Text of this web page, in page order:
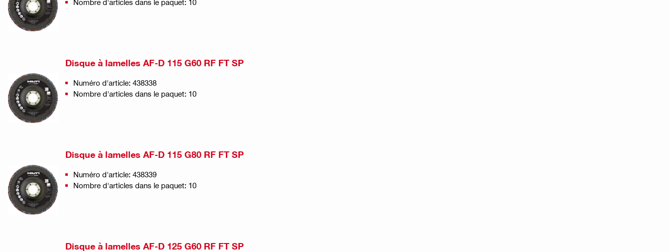
Nombre d'articles dans le paquet: 10
Disque à lamelles AF-D 115 G60 RF FT SP
Numéro d'article: 438338
Nombre d'articles dans le paquet: 10
Disque à lamelles AF-D 115 G80 RF FT SP
Numéro d'article: 438339
Nombre d'articles dans le paquet: 10
Disque à lamelles AF-D 125 G60 RF FT SP